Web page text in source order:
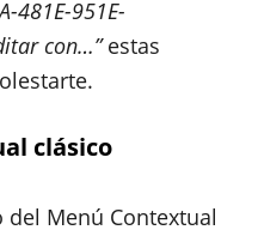
481E-951E-
con…”estas
clásico
Menú Contextual